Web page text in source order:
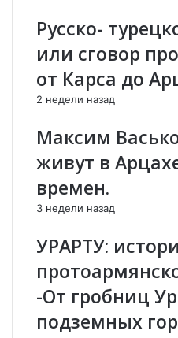
М
Ы
Л
Е
Н
.
.
.
о
н
е
т
а
Русско-
или сговор
от Карса до
2 недели назад
Максим
живут в
времен.
3 недели назад
УРАРТУ:
-От гробниц
подземных